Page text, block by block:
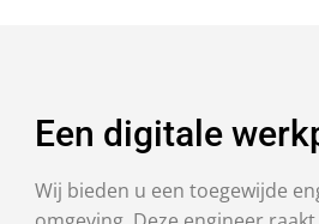
Een digitale
Wij bieden u een toegewijde